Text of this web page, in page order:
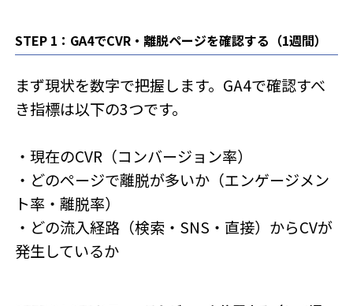
STEP 1：GA4でCVR・離脱ページを確認する（1週間）
まず現状を数字で把握します。GA4で確認すべ
き指標は以下の3つです。
・現在のCVR（コンバージョン率）
・どのページで離脱が多いか（エンゲージメン
ト率・離脱率）
・どの流入経路（検索・SNS・直接）からCVが
発生しているか